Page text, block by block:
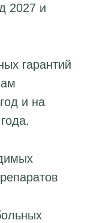
2027 и
гарантий
и на